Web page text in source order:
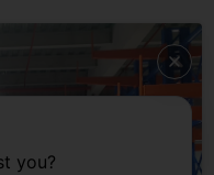
you?